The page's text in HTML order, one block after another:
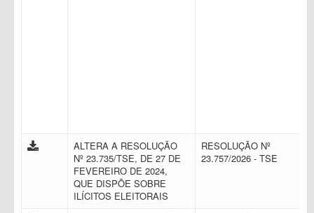
ALTERA A RESOLUÇÃO
Nº 23.735/TSE, DE 27 DE
FEVEREIRO DE 2024,
QUE DISPÕE SOBRE
ILÍCITOS ELEITORAIS
RESOLUÇÃO Nº
23.757/2026 - TSE